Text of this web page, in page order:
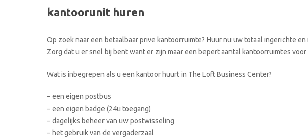
kantoorunit huren
Op zoek naar een betaalbaar prive kantoorruimte? Huur nu uw totaal ingerichte
Zorg dat u er snel bij bent want er zijn maar een bepert aantal kantoorruimtes
Wat is inbegrepen als u een kantoor huurt in The Loft Business Center?
– een eigen postbus
– een eigen badge (24u toegang)
– dagelijks beheer van uw postwisseling
– het gebruik van de vergaderzaal